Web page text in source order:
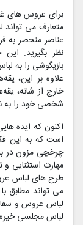
برای عروس های
متعارف می تواند
عناصر منحصر به
نظر بگیرید.
بازیگوشی را به
علاوه بر این،
شخصی خود را به
اکنون که ایده
است که به این
چرخچی مزون در
مهارت استثنایی
طرح های لباس
می تواند مطابق
لباس عروس و
لباس مجلسی خیره